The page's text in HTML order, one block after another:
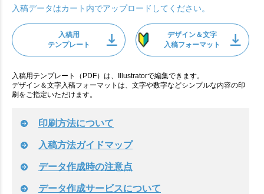
入稿データはカート内でアップロードしてください。
入稿用
テンプレート
デザイン＆文字
入稿フォーマット
入稿用テンプレート（PDF）は、Illustratorで編集できます。
デザイン＆文字入稿フォーマットは、文字や数字などシンプルな内容の印
刷をご指定いただけます。
印刷方法について
入稿方法ガイドマップ
データ作成時の注意点
データ作成サービスについて